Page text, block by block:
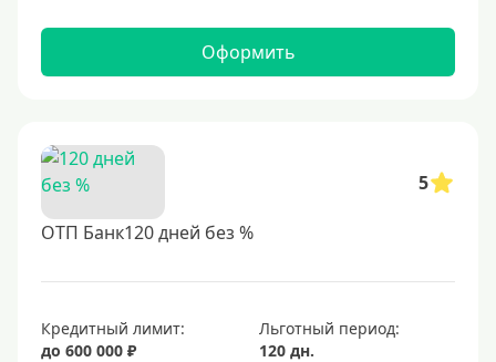
Оформить
5
ОТП Банк120 дней без %
Кредитный лимит:
до 600 000 ₽
Льготный период:
120 дн.